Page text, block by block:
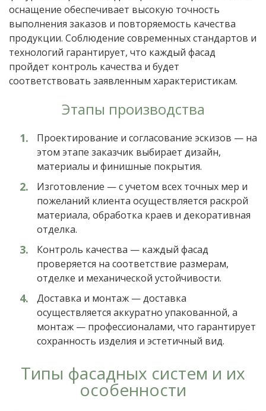
оснащение обеспечивает высокую точность
выполнения заказов и повторяемость качества
продукции. Соблюдение современных стандартов и
технологий гарантирует, что каждый фасад
пройдет контроль качества и будет
соответствовать заявленным характеристикам.
Этапы производства
Проектирование и согласование эскизов — на
этом этапе заказчик выбирает дизайн,
материалы и финишные покрытия.
Изготовление — с учетом всех точных мер и
пожеланий клиента осуществляется раскрой
материала, обработка краев и декоративная
отделка.
Контроль качества — каждый фасад
проверяется на соответствие размерам,
отделке и механической устойчивости.
Доставка и монтаж — доставка
осуществляется аккуратно упакованной, а
монтаж — профессионалами, что гарантирует
сохранность изделия и эстетичный вид.
Типы фасадных систем и их
особенности